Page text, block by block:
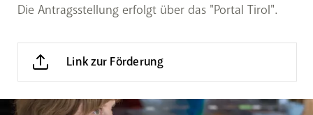
Die Antragsstellung erfolgt über das "Portal Tirol".
Link zur Förderung